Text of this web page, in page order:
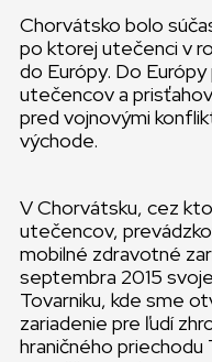
Chorvátsko bolo
po ktorej utečenci v
do Európy. Do Európy
utečencov a
pred vojnovými
východe.
V Chorvátsku, cez
utečencov,
mobilné zdravotné
septembra 2015
Tovarniku, kde sme
zariadenie pre ľudí
hraničného priechodu